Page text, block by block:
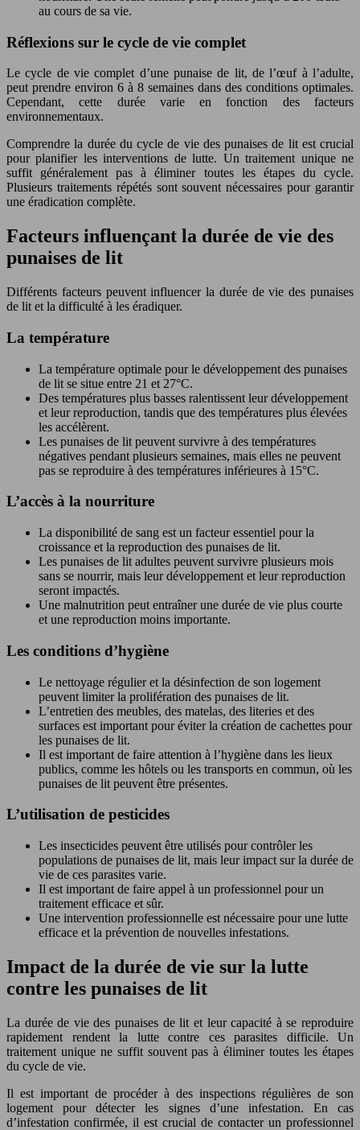
au cours de sa vie.
Réflexions sur le cycle de vie complet
Le cycle de vie complet d’une punaise de lit, de l’œuf à l’adulte,
peut prendre environ 6 à 8 semaines dans des conditions optimales.
Cependant, cette durée varie en fonction des facteurs
environnementaux.
Comprendre la durée du cycle de vie des punaises de lit est crucial
pour planifier les interventions de lutte. Un traitement unique ne
suffit généralement pas à éliminer toutes les étapes du cycle.
Plusieurs traitements répétés sont souvent nécessaires pour garantir
une éradication complète.
Facteurs influençant la durée de vie des
punaises de lit
Différents facteurs peuvent influencer la durée de vie des punaises
de lit et la difficulté à les éradiquer.
La température
La température optimale pour le développement des punaises
de lit se situe entre 21 et 27°C.
Des températures plus basses ralentissent leur développement
et leur reproduction, tandis que des températures plus élevées
les accélèrent.
Les punaises de lit peuvent survivre à des températures
négatives pendant plusieurs semaines, mais elles ne peuvent
pas se reproduire à des températures inférieures à 15°C.
L’accès à la nourriture
La disponibilité de sang est un facteur essentiel pour la
croissance et la reproduction des punaises de lit.
Les punaises de lit adultes peuvent survivre plusieurs mois
sans se nourrir, mais leur développement et leur reproduction
seront impactés.
Une malnutrition peut entraîner une durée de vie plus courte
et une reproduction moins importante.
Les conditions d’hygiène
Le nettoyage régulier et la désinfection de son logement
peuvent limiter la prolifération des punaises de lit.
L’entretien des meubles, des matelas, des literies et des
surfaces est important pour éviter la création de cachettes pour
les punaises de lit.
Il est important de faire attention à l’hygiène dans les lieux
publics, comme les hôtels ou les transports en commun, où les
punaises de lit peuvent être présentes.
L’utilisation de pesticides
Les insecticides peuvent être utilisés pour contrôler les
populations de punaises de lit, mais leur impact sur la durée de
vie de ces parasites varie.
Il est important de faire appel à un professionnel pour un
traitement efficace et sûr.
Une intervention professionnelle est nécessaire pour une lutte
efficace et la prévention de nouvelles infestations.
Impact de la durée de vie sur la lutte
contre les punaises de lit
La durée de vie des punaises de lit et leur capacité à se reproduire
rapidement rendent la lutte contre ces parasites difficile. Un
traitement unique ne suffit souvent pas à éliminer toutes les étapes
du cycle de vie.
Il est important de procéder à des inspections régulières de son
logement pour détecter les signes d’une infestation. En cas
d’infestation confirmée, il est crucial de contacter un professionnel